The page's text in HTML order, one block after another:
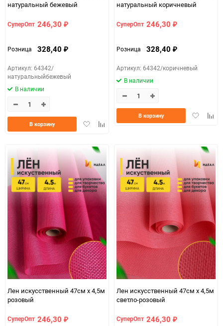
натуральный бежевый
СуперОпт 246,30 ₽
Розница 328,40 ₽
Артикул: 64342/
натуральныйбежевый
В наличии
ДобавитьДобавить
В корзину
натуральный коричневый
СуперОпт 246,30 ₽
Розница 328,40 ₽
Артикул: 64342/коричневый
В наличии
Добавить
В корзину
Лен искусственный 47см х 4,5м
розовый
СуперОпт 246,30 ₽
Лен искусственный 47см х 4,5м
светло-розовый
СуперОпт 246,30 ₽